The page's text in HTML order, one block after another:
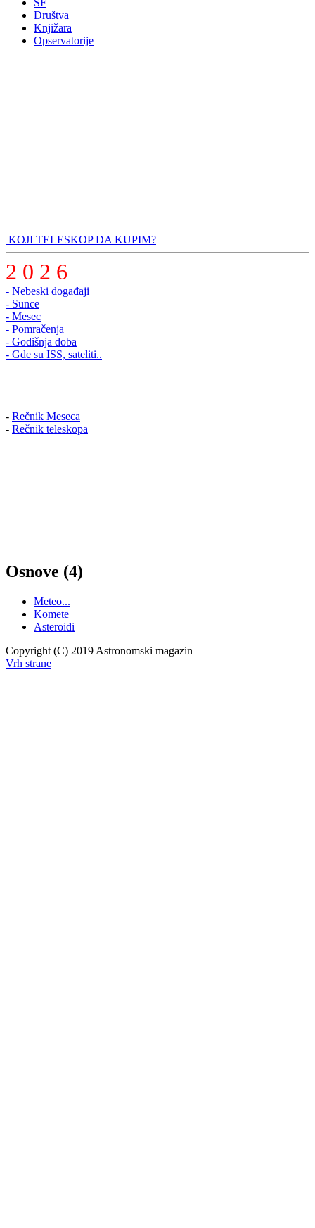
SF
Društva
Knjižara
Opservatorije
KOJI TELESKOP DA KUPIM?
2 0 2 6
- Nebeski događaji
- Sunce
- Mesec
- Pomračenja
- Godišnja doba
- Gde su ISS, sateliti..
- Rečnik Meseca
- Rečnik teleskopa
Osnove (4)
Meteo...
Komete
Asteroidi
Copyright (C) 2019 Astronomski magazin
Vrh strane